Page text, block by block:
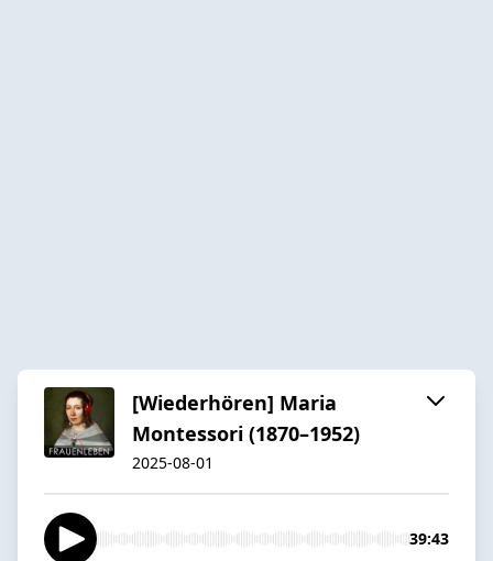
[Wiederhören] Maria
Montessori (1870–1952)
2025-08-01
39:43